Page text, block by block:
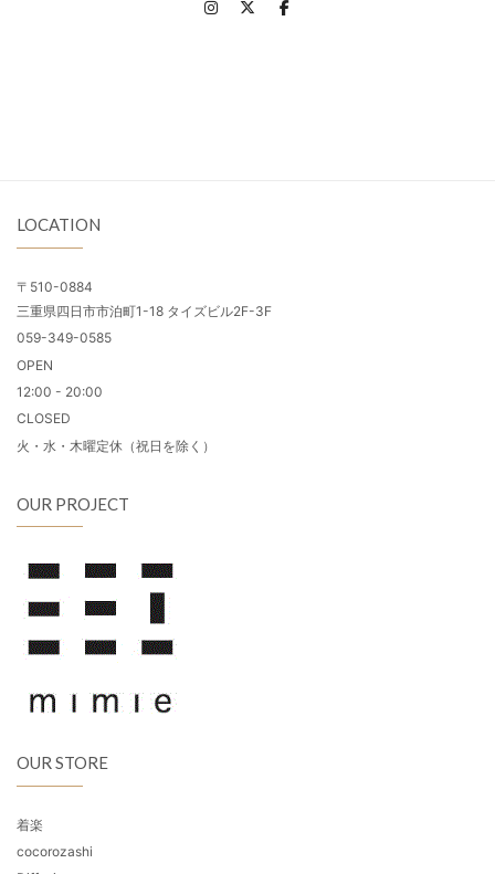
LOCATION
〒510-0884
三重県四日市市泊町1-18 タイズビル2F-3F
059-349-0585
OPEN
12:00 - 20:00
CLOSED
火・水・木曜定休（祝日を除く）
OUR PROJECT
OUR STORE
着楽
cocorozashi